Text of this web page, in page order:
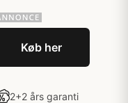
Køb her
2+2 års garanti